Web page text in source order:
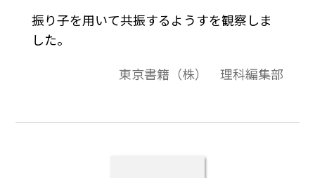
振り子を用いて共振するようすを観察しま
した。
東京書籍（株） 理科編集部